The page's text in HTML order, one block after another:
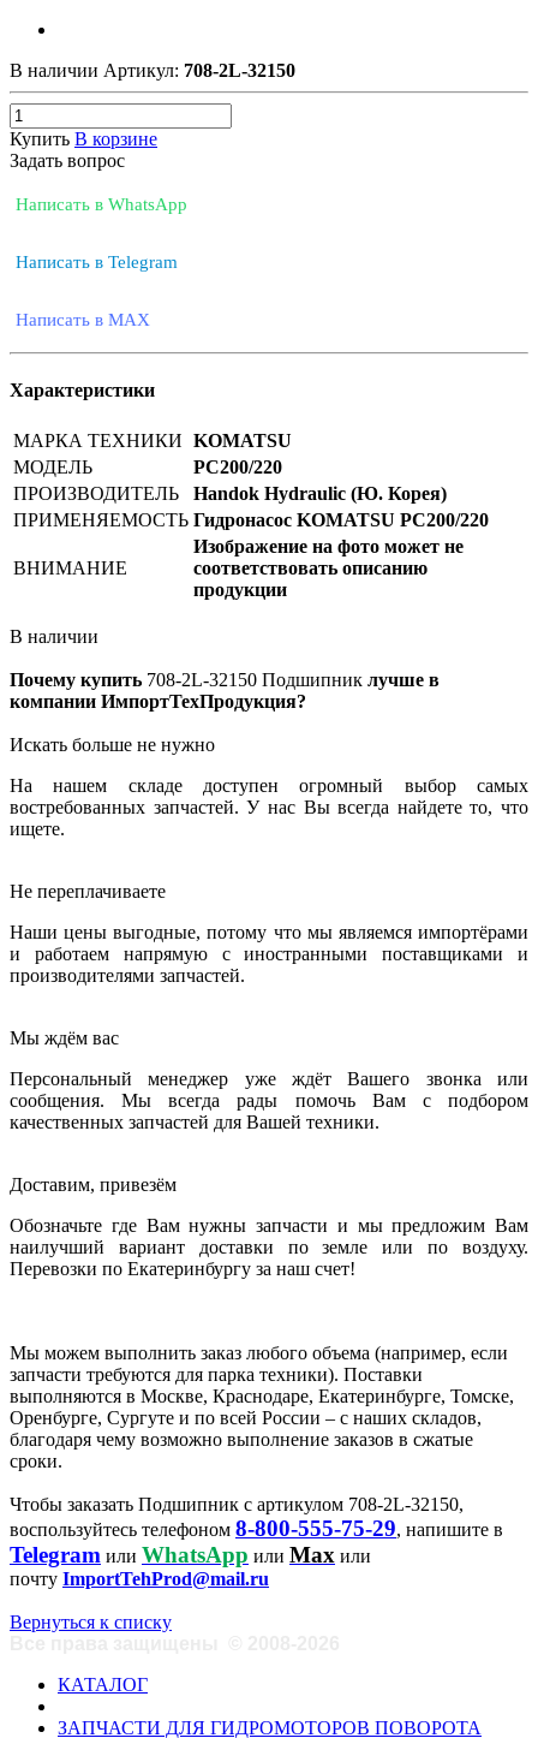
В наличии Артикул: 708-2L-32150
Купить В корзине
Задать вопрос
Написать в WhatsApp
Написать в Telegram
Написать в MAX
Характеристики
МАРКА ТЕХНИКИ KOMATSU
МОДЕЛЬ
PC200/220
ПРОИЗВОДИТЕЛЬ
Handok Hydraulic (Ю. Корея)
ПРИМЕНЯЕМОСТЬ Гидронасос KOMATSU PC200/220
ВНИМАНИЕ
Изображение на фото может не
соответствовать описанию
продукции
В наличии
Почему купить 708-2L-32150 Подшипник лучше в
компании ИмпортТехПродукция?
Искать больше не нужно
На нашем складе доступен огромный выбор самых
востребованных запчастей. У нас Вы всегда найдете то, что
ищете.
Не переплачиваете
Наши цены выгодные, потому что мы являемся импортёрами
и работаем напрямую с иностранными поставщиками и
производителями запчастей.
Мы ждём вас
Персональный менеджер уже ждёт Вашего звонка или
сообщения. Мы всегда рады помочь Вам с подбором
качественных запчастей для Вашей техники.
Доставим, привезём
Обозначьте где Вам нужны запчасти и мы предложим Вам
наилучший вариант доставки по земле или по воздуху.
Перевозки по Екатеринбургу за наш счет!
Мы можем выполнить заказ любого объема (например, если
запчасти требуются для парка техники). Поставки
выполняются в Москве, Краснодаре, Екатеринбурге, Томске,
Оренбурге, Сургуте и по всей России – с наших складов,
благодаря чему возможно выполнение заказов в сжатые
сроки.
Чтобы заказать Подшипник с артикулом 708-2L-32150,
воспользуйтесь телефоном 8-800-555-75-29, напишите в
Telegram или WhatsApp или Max или
почту ImportTehProd@mail.ru
Вернуться к списку
КАТАЛОГ
ЗАПЧАСТИ ДЛЯ ГИДРОМОТОРОВ ПОВОРОТА